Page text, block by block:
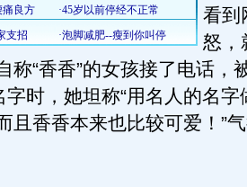
看到
怒，
称“香香”的女孩接了电话，
字时，她坦称“用名人的名
且香香本来也比较可爱！”